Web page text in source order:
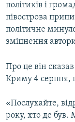
Усі сайти RFE/
політиків і
півострова
політичне
зміцнення
Про це він сказав
Криму 4 серпня,
«Послухайте,
року, хто де був.